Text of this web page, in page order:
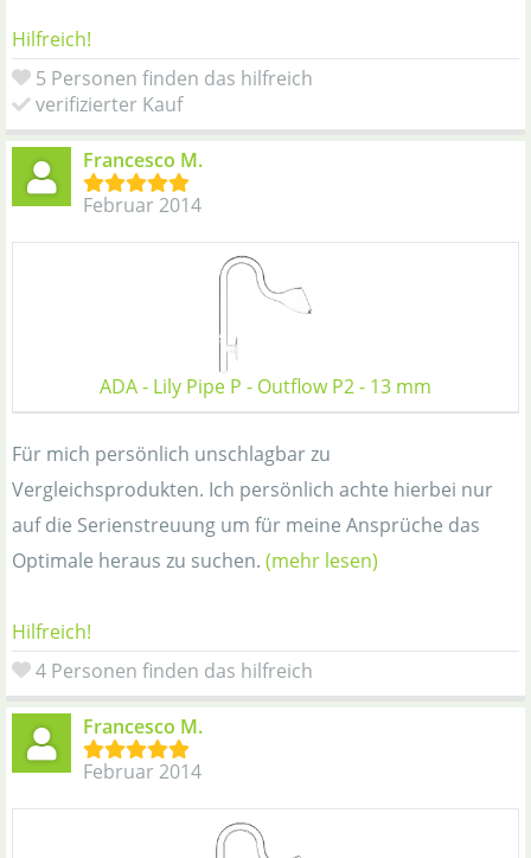
Hilfreich!
5 Personen finden das hilfreich
verifizierter Kauf
Francesco M.
Februar 2014
ADA - Lily Pipe P - Outflow P2 - 13 mm
Für mich persönlich unschlagbar zu
Vergleichsprodukten. Ich persönlich achte hierbei nur
auf die Serienstreuung um für meine Ansprüche das
Optimale heraus zu suchen. (mehr lesen)
Hilfreich!
4 Personen finden das hilfreich
Francesco M.
Februar 2014